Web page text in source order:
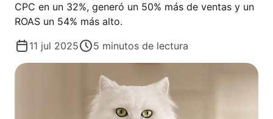
CPC en un 32%, generó un 50% más de ventas y un
ROAS un 54% más alto.
11 jul 2025
5 minutos de lectura